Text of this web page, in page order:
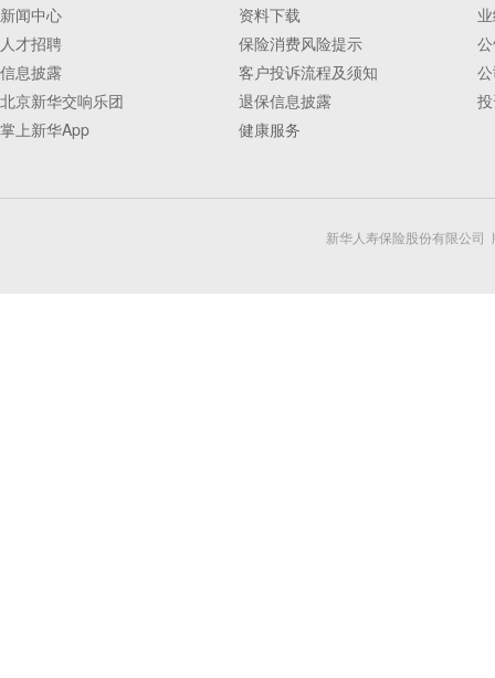
新闻中心
人才招聘
信息披露
北京新华交响乐团
掌上新华App
资料下载
保险消费风险提示
客户投诉流程及须知
退保信息披露
健康服务
新华人寿保险股份有限公